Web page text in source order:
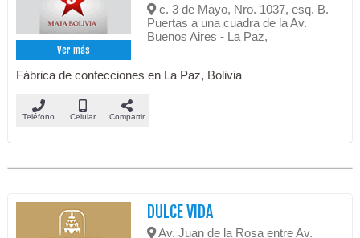
Ver más
c. 3 de Mayo, Nro. 1037, esq. B.
Puertas a una cuadra de la Av.
Buenos Aires - La Paz,
Fábrica de confecciones en La Paz, Bolivia
Teléfono Celular Compartir
DULCE VIDA
Av. Juan de la Rosa entre Av.